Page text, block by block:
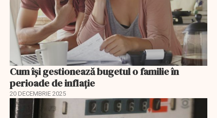
Cum își gestionează bugetul o familie în
perioade de inflație
20 DECEMBRIE 2025